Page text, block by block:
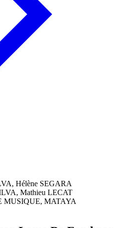
Hélène SEGARA
Mathieu LECAT
MATAYA